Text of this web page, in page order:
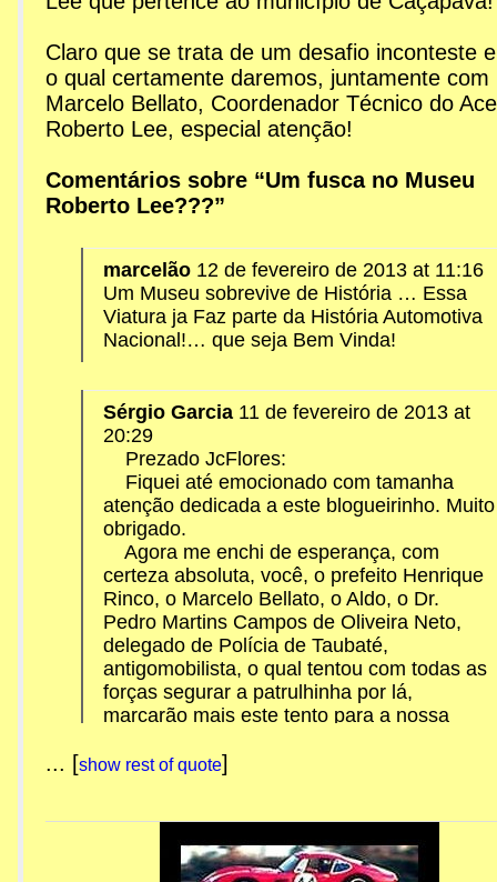
Claro que se trata de um desafio inconteste
o qual certamente daremos, juntamente com
Marcelo Bellato, Coordenador Técnico do
Roberto Lee, especial atenção!
Comentários sobre “Um fusca no Museu
Roberto Lee???”
marcelão 12 de fevereiro de 2013 at 11:16
Um Museu sobrevive de História … Essa
Viatura ja Faz parte da História Automotiva
Nacional!… que seja Bem Vinda!
Sérgio Garcia 11 de fevereiro de 2013 at
20:29
Prezado JcFlores:
Fiquei até emocionado com tamanha
atenção dedicada a este blogueirinho. Muito
obrigado.
Agora me enchi de esperança, com
certeza absoluta, você, o prefeito Henrique
Rinco, o Marcelo Bellato, o Aldo, o Dr.
Pedro Martins Campos de Oliveira Neto,
delegado de Polícia de Taubaté,
antigomobilista, o qual tentou com todas as
forças segurar a patrulhinha por lá,
marcarão mais este tento para a nossa
Antigomobilismo. Temos que correr contra o
Obrigado JcFlores, um grande abraço a
... [show rest of quote]